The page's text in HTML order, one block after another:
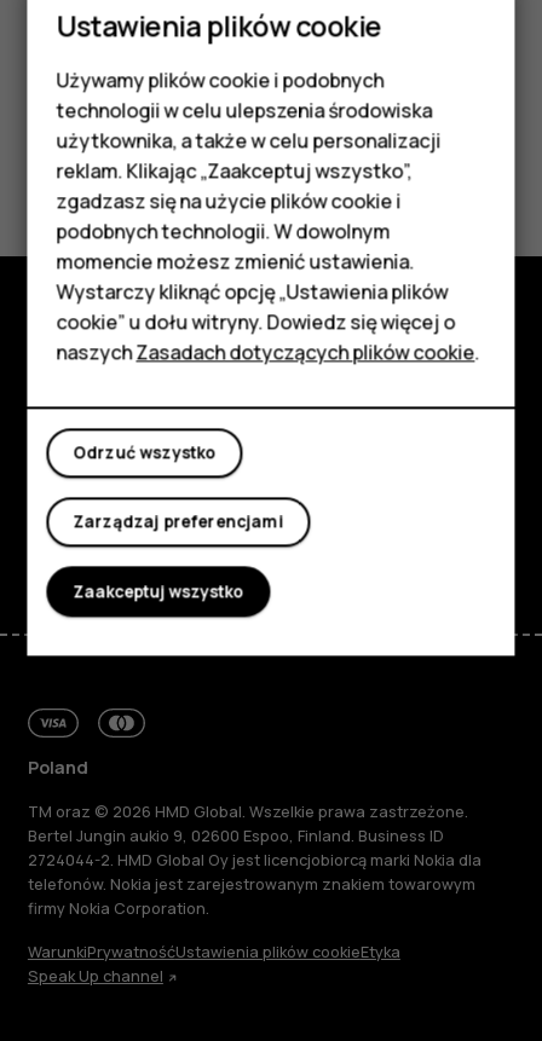
Smartfony
Telefony z funkcjami
podstawowymi
Akcesoria
HMD Terra M
Tablety
Moje konto
Czy te informacje były pomocne?
Tak Nie
Planet and people
Wsparcie
FacebookInstagram
TiktokYoutubeLinkedin
Poland
TM oraz © 2026 HMD Global. Wszelkie prawa zastrzeżone.
Bertel Jungin aukio 9, 02600 Espoo, Finland. Business ID
2724044-2. HMD Global Oy jest licencjobiorcą marki Nokia dla
telefonów. Nokia jest zarejestrowanym znakiem towarowym
firmy Nokia Corporation.
WarunkiPrywatnośćUstawienia plików cookieEtyka
Speak Up channel
Ustawienia plików cookie
Używamy plików cookie i podobnych
technologii w celu ulepszenia środowiska
użytkownika, a także w celu personalizacji
reklam. Klikając „Zaakceptuj wszystko”,
zgadzasz się na użycie plików cookie i
podobnych technologii. W dowolnym
momencie możesz zmienić ustawienia.
Wystarczy kliknąć opcję „Ustawienia plików
cookie” u dołu witryny. Dowiedz się więcej o
naszychZasadach dotyczących plików cookie.
Odrzuć wszystko
Zarządzaj preferencjami
Zaakceptuj wszystko